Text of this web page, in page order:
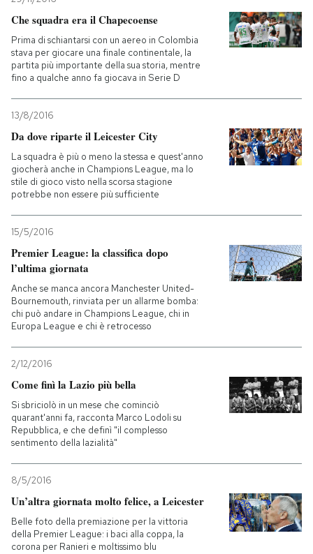
Che squadra era il Chapecoense
Prima di schiantarsi con un aereo in Colombia
stava per giocare una finale continentale, la
partita più importante della sua storia, mentre
fino a qualche anno fa giocava in Serie D
13/8/2016
Da dove riparte il Leicester City
La squadra è più o meno la stessa e quest'anno
giocherà anche in Champions League, ma lo
stile di gioco visto nella scorsa stagione
potrebbe non essere più sufficiente
15/5/2016
Premier League: la classifica dopo
l’ultima giornata
Anche se manca ancora Manchester United-
Bournemouth, rinviata per un allarme bomba:
chi può andare in Champions League, chi in
Europa League e chi è retrocesso
2/12/2016
Come finì la Lazio più bella
Si sbriciolò in un mese che cominciò
quarant'anni fa, racconta Marco Lodoli su
Repubblica, e che definì "il complesso
sentimento della lazialità"
8/5/2016
Un’altra giornata molto felice, a Leicester
Belle foto della premiazione per la vittoria
della Premier League: i baci alla coppa, la
corona per Ranieri e moltissimo blu